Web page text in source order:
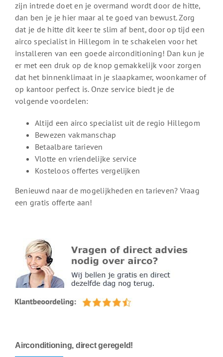
zijn intrede doet en je overmand wordt door de hitte,
dan ben je je hier maar al te goed van bewust. Zorg
dat je de hitte dit keer te slim af bent, door op tijd een
airco specialist in Hillegom in te schakelen voor het
installeren van een goede airconditioning! Dan kun je
er met een druk op de knop gemakkelijk voor zorgen
dat het binnenklimaat in je slaapkamer, woonkamer of
op kantoor perfect is. Onze service biedt je de
volgende voordelen:
Altijd een airco specialist uit de regio Hillegom
Bewezen vakmanschap
Betaalbare tarieven
Vlotte en vriendelijke service
Kosteloos offertes vergelijken
Benieuwd naar de mogelijkheden en tarieven? Vraag
een gratis offerte aan!
Airconditioning, direct geregeld!